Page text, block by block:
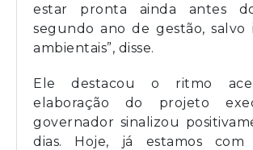
estar pronta ainda antes
segundo ano de gestão, salvo
ambientais”, disse.
Ele destacou o ritmo
elaboração do projeto
governador sinalizou
dias. Hoje, já estamos